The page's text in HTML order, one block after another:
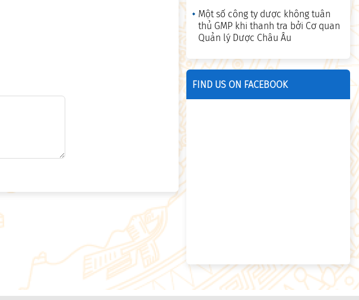
Một số công ty dược không tuân
thủ GMP khi thanh tra bởi Cơ quan
Quản lý Dược Châu Âu
FIND US ON FACEBOOK